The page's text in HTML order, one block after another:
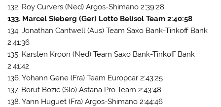
132. Roy Curvers (Ned) Argos-Shimano 2:39:28
133. Marcel Sieberg (Ger) Lotto Belisol Team 2:40:58
134. Jonathan Cantwell (Aus) Team Saxo Bank-Tinkoff Bank
2:41:36
135. Karsten Kroon (Ned) Team Saxo Bank-Tinkoff Bank
2:41:42
136. Yohann Gene (Fra) Team Europcar 2:43:25
137. Borut Bozic (Slo) Astana Pro Team 2:43:48
138. Yann Huguet (Fra) Argos-Shimano 2:44:46